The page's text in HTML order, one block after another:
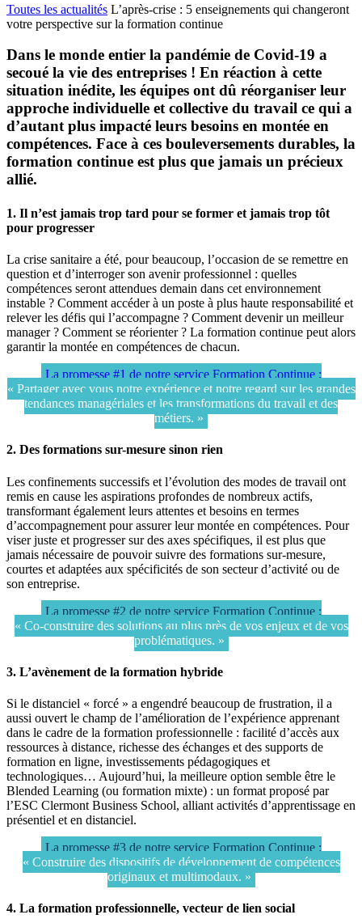
Toutes les actualités L’après-crise : 5 enseignements qui changeront
votre perspective sur la formation continue
Dans le monde entier la pandémie de Covid-19 a
secoué la vie des entreprises ! En réaction à cette
situation inédite, les équipes ont dû réorganiser leur
approche individuelle et collective du travail ce qui a
d’autant plus impacté leurs besoins en montée en
compétences. Face à ces bouleversements durables, la
formation continue est plus que jamais un précieux
allié.
1. Il n’est jamais trop tard pour se former et jamais trop tôt
pour progresser
La crise sanitaire a été, pour beaucoup, l’occasion de se remettre en
question et d’interroger son avenir professionnel : quelles
compétences seront attendues demain dans cet environnement
instable ? Comment accéder à un poste à plus haute responsabilité et
relever les défis qui l’accompagne ? Comment devenir un meilleur
manager ? Comment se réorienter ? La formation continue peut alors
garantir la montée en compétences de chacun.
La promesse #1 de notre service Formation Continue :
« Partager avec vous notre expérience et notre regard sur les grandes
tendances managériales et les transformations du travail et des
métiers. »
2. Des formations sur-mesure sinon rien
Les confinements successifs et l’évolution des modes de travail ont
remis en cause les aspirations profondes de nombreux actifs,
transformant également leurs attentes et besoins en termes
d’accompagnement pour assurer leur montée en compétences. Pour
viser juste et progresser sur des axes spécifiques, il est plus que
jamais nécessaire de pouvoir suivre des formations sur-mesure,
courtes et adaptées aux spécificités de son secteur d’activité ou de
son entreprise.
La promesse #2 de notre service Formation Continue :
« Co-construire des solutions au plus près de vos enjeux et de vos
problématiques. »
3. L’avènement de la formation hybride
Si le distanciel « forcé » a engendré beaucoup de frustration, il a
aussi ouvert le champ de l’amélioration de l’expérience apprenant
dans le cadre de la formation professionnelle : facilité d’accès aux
ressources à distance, richesse des échanges et des supports de
formation en ligne, investissements pédagogiques et
technologiques… Aujourd’hui, la meilleure option semble être le
Blended Learning (ou formation mixte) : un format proposé par
l’ESC Clermont Business School, alliant activités d’apprentissage en
présentiel et en distanciel.
La promesse #3 de notre service Formation Continue :
« Construire des dispositifs de développement de compétences
originaux et multimodaux. »
4. La formation professionnelle, vecteur de lien social